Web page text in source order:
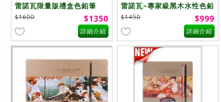
雷諾瓦限量版禮盒色鉛筆
3100-48WB
$1600 $1350
詳細介紹
雷諾瓦~專家級黑木水性色鉛
筆~48色
$1450 $999
詳細介紹